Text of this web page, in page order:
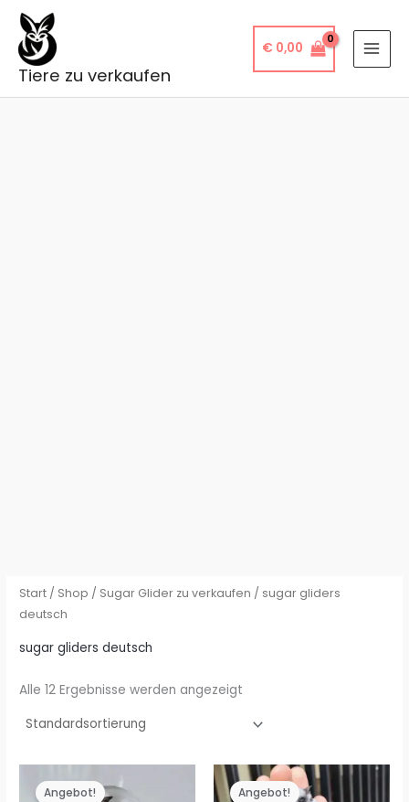
Zum
Inhalt
springen
Tiere zu verkaufen
€ 0,00
Start / Shop / Sugar Glider zu verkaufen / sugar gliders
deutsch
sugar gliders deutsch
Alle 12 Ergebnisse werden angezeigt
Angebot! Angebot!